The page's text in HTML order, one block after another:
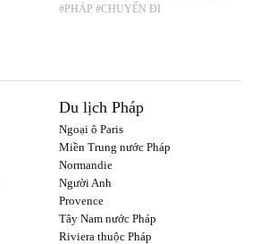
#PHÁP #CHUYẾN ĐI
Du lịch Pháp
Ngoại ô Paris
Miền Trung nước Pháp
Normandie
Người Anh
Provence
Tây Nam nước Pháp
Riviera thuộc Pháp